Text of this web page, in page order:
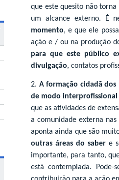
que este quesito não
um alcance externo. É
momento, e que ele
ação e / ou na produção
para que este público
divulgação, contatos
2. A formação cidadã dos
de modo
que as atividades de
a comunidade externa
aponta ainda que são
outras áreas do sabere
importante, para tanto,
está contemplada.